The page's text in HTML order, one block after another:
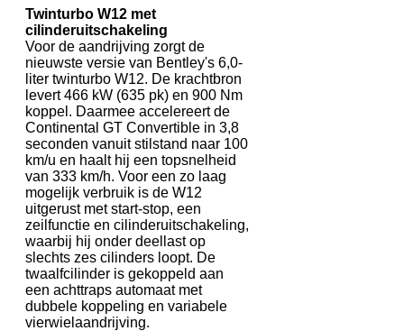
Twinturbo W12 met
cilinderuitschakeling
Voor de aandrijving zorgt de
nieuwste versie van Bentley's 6,0-
liter twinturbo W12. De krachtbron
levert 466 kW (635 pk) en 900 Nm
koppel. Daarmee accelereert de
Continental GT Convertible in 3,8
seconden vanuit stilstand naar 100
km/u en haalt hij een topsnelheid
van 333 km/h. Voor een zo laag
mogelijk verbruik is de W12
uitgerust met start-stop, een
zeilfunctie en cilinderuitschakeling,
waarbij hij onder deellast op
slechts zes cilinders loopt. De
twaalfcilinder is gekoppeld aan
een achttraps automaat met
dubbele koppeling en variabele
vierwielaandrijving.